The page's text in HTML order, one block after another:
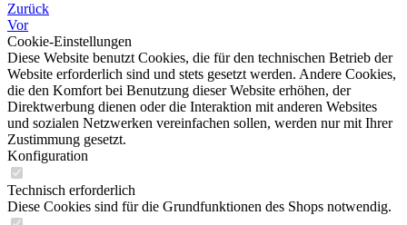
Zurück
Vor
Cookie-Einstellungen
Diese Website benutzt Cookies, die für den technischen Betrieb der
Website erforderlich sind und stets gesetzt werden. Andere Cookies,
die den Komfort bei Benutzung dieser Website erhöhen, der
Direktwerbung dienen oder die Interaktion mit anderen Websites
und sozialen Netzwerken vereinfachen sollen, werden nur mit Ihrer
Zustimmung gesetzt.
Konfiguration
Technisch erforderlich
Diese Cookies sind für die Grundfunktionen des Shops notwendig.